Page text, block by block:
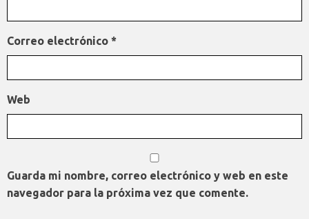
Correo electrónico *
Web
Guarda mi nombre, correo electrónico y web en este
navegador para la próxima vez que comente.